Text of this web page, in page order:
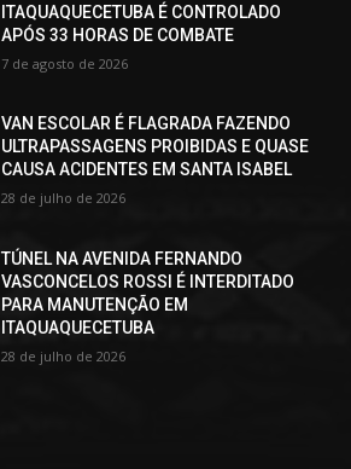
ITAQUAQUECETUBA É CONTROLADO
APÓS 33 HORAS DE COMBATE
7 de agosto de 2026
VAN ESCOLAR É FLAGRADA FAZENDO
ULTRAPASSAGENS PROIBIDAS E QUASE
CAUSA ACIDENTES EM SANTA ISABEL
28 de julho de 2026
TÚNEL NA AVENIDA FERNANDO
VASCONCELOS ROSSI É INTERDITADO
PARA MANUTENÇÃO EM
ITAQUAQUECETUBA
28 de julho de 2026